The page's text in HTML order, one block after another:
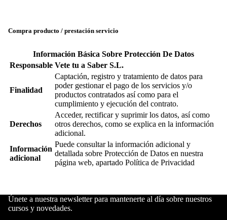
Compra producto / prestación servicio
Información Básica Sobre Protección De Datos
Responsable Vete tu a Saber S.L.
Finalidad
Captación, registro y tratamiento de datos para
poder gestionar el pago de los servicios y/o
productos contratados así como para el
cumplimiento y ejecución del contrato.
Derechos
Acceder, rectificar y suprimir los datos, así como
otros derechos, como se explica en la información
adicional.
Información
adicional
Puede consultar la información adicional y
detallada sobre Protección de Datos en nuestra
página web, apartado Política de Privacidad
Únete a nuestra newsletter para mantenerte al día sobre nuestros
cursos y novedades.